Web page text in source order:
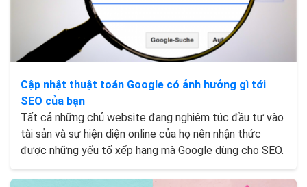
Cập nhật thuật toán Google có ảnh hưởng gì tới
SEO của bạn
Tất cả những chủ website đang nghiêm túc đầu tư vào
tài sản và sự hiện diện online của họ nên nhận thức
được những yếu tố xếp hạng mà Google dùng cho SEO.